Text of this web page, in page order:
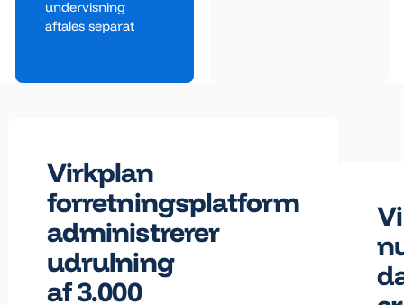
undervisning
aftales separat
Virkplan
forretningsplatform
administrerer
udrulning
af 3.000